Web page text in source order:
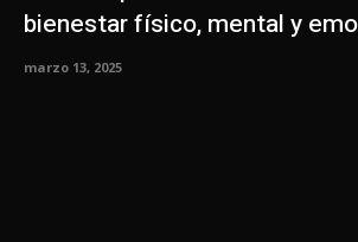
bienestar físico, mental y
marzo 13, 2025